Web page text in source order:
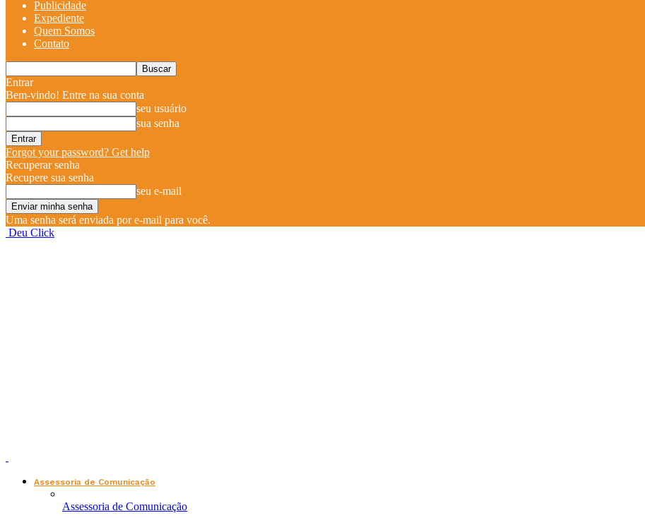
Publicidade
Expediente
Quem Somos
Contato
Entrar
Bem-vindo! Entre na sua conta
seu usuário
sua senha
Forgot your password? Get help
Recuperar senha
Recupere sua senha
seu e-mail
Uma senha será enviada por e-mail para você.
Deu Click
Assessoria de Comunicação
Assessoria de Comunicação